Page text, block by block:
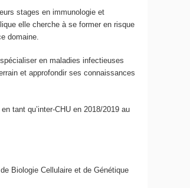
stages en immunologie et
elle cherche à se former en risque
domaine.
en maladies infectieuses
et approfondir ses connaissances
tant qu’inter-CHU en 2018/2019 au
Biologie Cellulaire et de Génétique